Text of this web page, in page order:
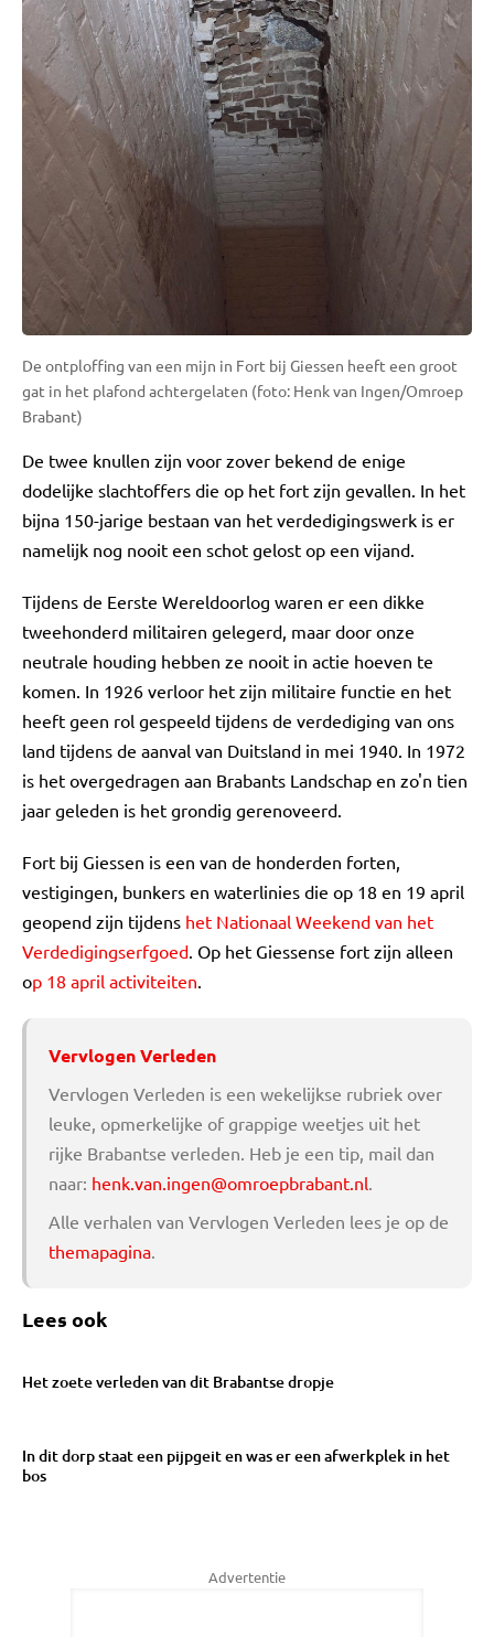
De ontploffing van een mijn in Fort bij Giessen heeft een groot
gat in het plafond achtergelaten (foto: Henk van Ingen/Omroep
Brabant)
De twee knullen zijn voor zover bekend de enige
dodelijke slachtoffers die op het fort zijn gevallen. In het
bijna 150-jarige bestaan van het verdedigingswerk is er
namelijk nog nooit een schot gelost op een vijand.
Tijdens de Eerste Wereldoorlog waren er een dikke
tweehonderd militairen gelegerd, maar door onze
neutrale houding hebben ze nooit in actie hoeven te
komen. In 1926 verloor het zijn militaire functie en het
heeft geen rol gespeeld tijdens de verdediging van ons
land tijdens de aanval van Duitsland in mei 1940. In 1972
is het overgedragen aan Brabants Landschap en zo'n tien
jaar geleden is het grondig gerenoveerd.
Fort bij Giessen is een van de honderden forten,
vestigingen, bunkers en waterlinies die op 18 en 19 april
geopend zijn tijdens het Nationaal Weekend van het
Verdedigingserfgoed. Op het Giessense fort zijn alleen
op 18 april activiteiten.
Vervlogen Verleden
Vervlogen Verleden is een wekelijkse rubriek over
leuke, opmerkelijke of grappige weetjes uit het
rijke Brabantse verleden. Heb je een tip, mail dan
naar: henk.van.ingen@omroepbrabant.nl.
Alle verhalen van Vervlogen Verleden lees je op de
themapagina.
Lees ook
Het zoete verleden van dit Brabantse dropje
In dit dorp staat een pijpgeit en was er een afwerkplek in het
bos
Advertentie